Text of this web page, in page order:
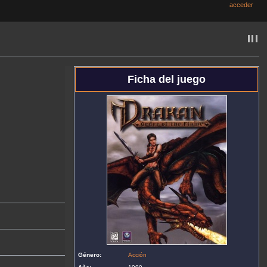
Ficha del juego
Género:
Acción
acceder